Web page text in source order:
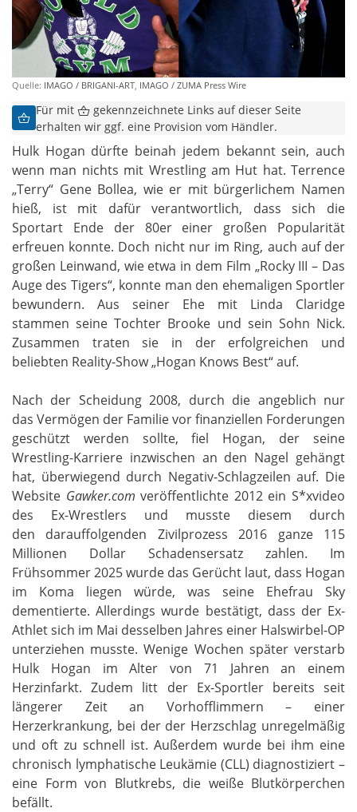
Quelle: IMAGO / BRIGANI-ART IMAGO / ZUMA Press Wire
Für mit
gekennzeichnete Links auf dieser Seite
erhalten wir ggf. eine Provision vom Händler.
Hulk Hogan dürfte beinah jedem bekannt sein, auch
wenn man nichts mit Wrestling am Hut hat. Terrence
„Terry“ Gene Bollea, wie er mit bürgerlichem Namen
hieß, ist mit dafür verantwortlich, dass sich die
Sportart Ende der 80er einer großen Popularität
erfreuen konnte. Doch nicht nur im Ring, auch auf der
großen Leinwand, wie etwa in dem Film „Rocky III – Das
Auge des Tigers“, konnte man den ehemaligen Sportler
bewundern. Aus seiner Ehe mit Linda Claridge
stammen seine Tochter Brooke und sein Sohn Nick.
Zusammen traten sie in der erfolgreichen und
beliebten Reality-Show „Hogan Knows Best“ auf.
Nach der Scheidung 2008, durch die angeblich nur
das Vermögen der Familie vor finanziellen Forderungen
geschützt werden sollte, fiel Hogan, der seine
Wrestling-Karriere inzwischen an den Nagel gehängt
hat, überwiegend durch Negativ-Schlagzeilen auf. Die
Website Gawker.com veröffentlichte 2012 ein S*xvideo
des Ex-Wrestlers und musste diesem durch
den darauffolgenden Zivilprozess 2016 ganze 115
Millionen Dollar Schadensersatz zahlen. Im
Frühsommer 2025 wurde das Gerücht laut, dass Hogan
im Koma liegen würde, was seine Ehefrau Sky
dementierte. Allerdings wurde bestätigt, dass der Ex-
Athlet sich im Mai desselben Jahres einer Halswirbel-OP
unterziehen musste. Wenige Wochen später verstarb
Hulk Hogan im Alter von 71 Jahren an einem
Herzinfarkt. Zudem litt der Ex-Sportler bereits seit
längerer Zeit an Vorhofflimmern – einer
Herzerkrankung, bei der der Herzschlag unregelmäßig
und oft zu schnell ist. Außerdem wurde bei ihm eine
chronisch lymphatische Leukämie (CLL) diagnostiziert –
eine Form von Blutkrebs, die weiße Blutkörperchen
befällt.